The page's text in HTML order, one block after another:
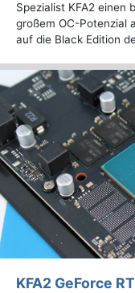
Spezialist KFA2 einen
großem OC-Potenzial
auf die Black Edition
KFA2 GeForce